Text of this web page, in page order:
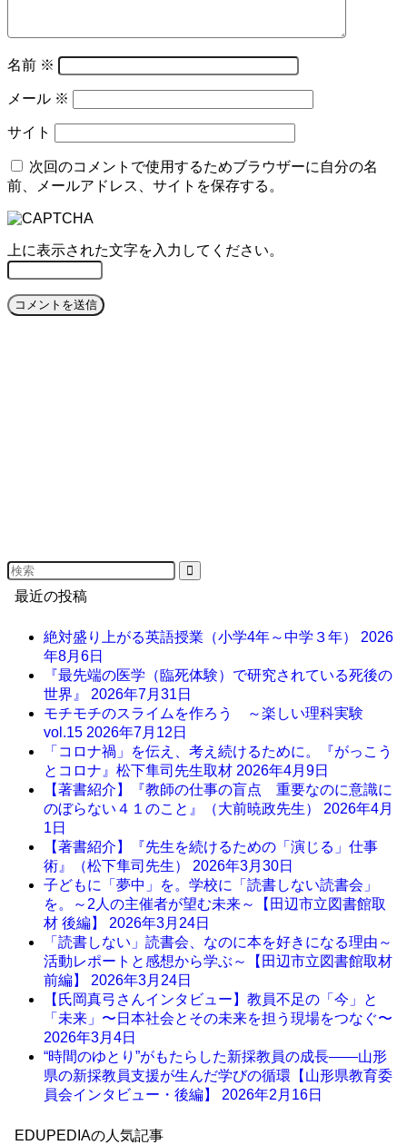
名前 ※
メール ※
サイト
次回のコメントで使用するためブラウザーに自分の名
前、メールアドレス、サイトを保存する。
上に表示された文字を入力してください。
最近の投稿
絶対盛り上がる英語授業（小学4年～中学３年） 2026
年8月6日
『最先端の医学（臨死体験）で研究されている死後の
世界』 2026年7月31日
モチモチのスライムを作ろう ～楽しい理科実験
vol.15 2026年7月12日
「コロナ禍」を伝え、考え続けるために。『がっこう
とコロナ』松下隼司先生取材 2026年4月9日
【著書紹介】『教師の仕事の盲点 重要なのに意識に
のぼらない４１のこと』（大前暁政先生） 2026年4月
1日
【著書紹介】『先生を続けるための「演じる」仕事
術』（松下隼司先生） 2026年3月30日
子どもに「夢中」を。学校に「読書しない読書会」
を。～2人の主催者が望む未来～【田辺市立図書館取
材 後編】 2026年3月24日
「読書しない」読書会、なのに本を好きになる理由～
活動レポートと感想から学ぶ～【田辺市立図書館取材
前編】 2026年3月24日
【氏岡真弓さんインタビュー】教員不足の「今」と
「未来」〜日本社会とその未来を担う現場をつなぐ〜
2026年3月4日
“時間のゆとり”がもたらした新採教員の成長――山形
県の新採教員支援が生んだ学びの循環【山形県教育委
員会インタビュー・後編】 2026年2月16日
EDUPEDIAの人気記事